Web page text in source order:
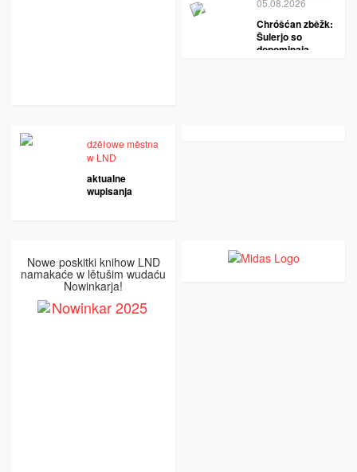
05.08.2026
Chróšćan zběžk:
Šulerjo so
dopominaja
dźěłowe městna
w LND
aktualne
wupisanja
Nowe poskitki knihow LND
namakaće w lětušim wudaću
Nowinkarja!